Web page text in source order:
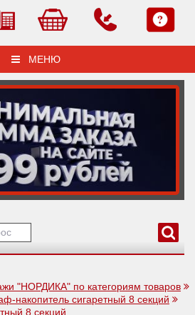
МЕНЮ
"НОРДИКА" по категориям товаров
накопитель сигаретный 8 секций
8 секций